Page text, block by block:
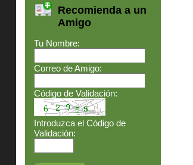
Recomienda a un
Amigo
Tu Nombre:
Correo de Amigo:
Código de Validación:
Introduzca el Código de
Validación: